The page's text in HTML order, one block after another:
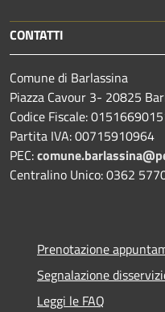
CONTATTI
Comune di Barlassina
Piazza Cavour 3- 20825
Codice Fiscale:
Partita IVA: 00715910964
PEC:
Centralino Unico: 0362
Prenotazione
Segnalazione
Leggi le FAQ